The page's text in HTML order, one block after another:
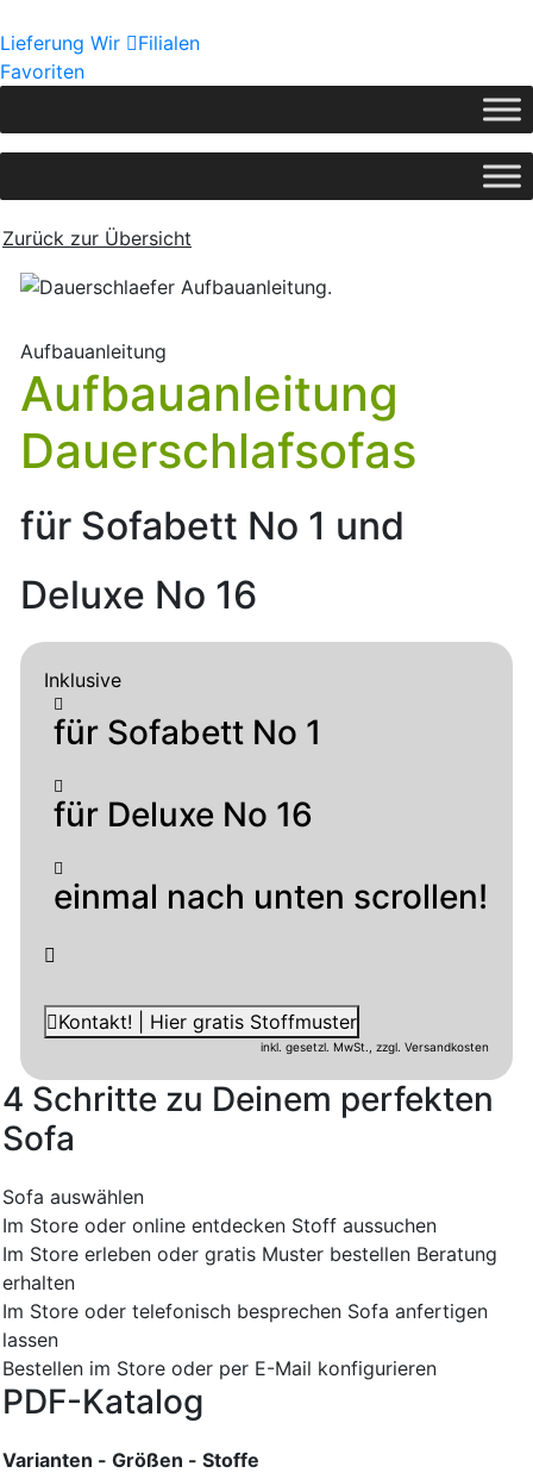
Lieferung Wir
Filialen
Favoriten
Zurück zur Übersicht
Aufbauanleitung
Aufbauanleitung
Dauerschlafsofas
für Sofabett No 1 und
Deluxe No 16
Inklusive
für Sofabett No 1
für Deluxe No 16
einmal nach unten scrollen!
Kontakt! | Hier gratis Stoffmuster
inkl. gesetzl. MwSt., zzgl. Versandkosten
4 Schritte zu Deinem perfekten
Sofa
Sofa auswählen
Im Store oder online entdecken Stoff aussuchen
Im Store erleben oder gratis Muster bestellen Beratung
erhalten
Im Store oder telefonisch besprechen Sofa anfertigen
lassen
Bestellen im Store oder per E-Mail konfigurieren
PDF-Katalog
Varianten - Größen - Stoffe